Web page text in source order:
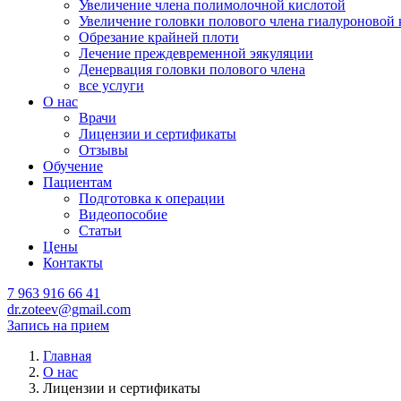
Увеличение члена полимолочной кислотой
Увеличение головки полового члена гиалуроновой
Обрезание крайней плоти
Лечение преждевременной эякуляции
Денервация головки полового члена
все услуги
О нас
Врачи
Лицензии и сертификаты
Отзывы
Обучение
Пациентам
Подготовка к операции
Видеопособие
Статьи
Цены
Контакты
7 963 916 66 41
dr.zoteev@gmail.com
Запись на прием
Главная
О нас
Лицензии и сертификаты